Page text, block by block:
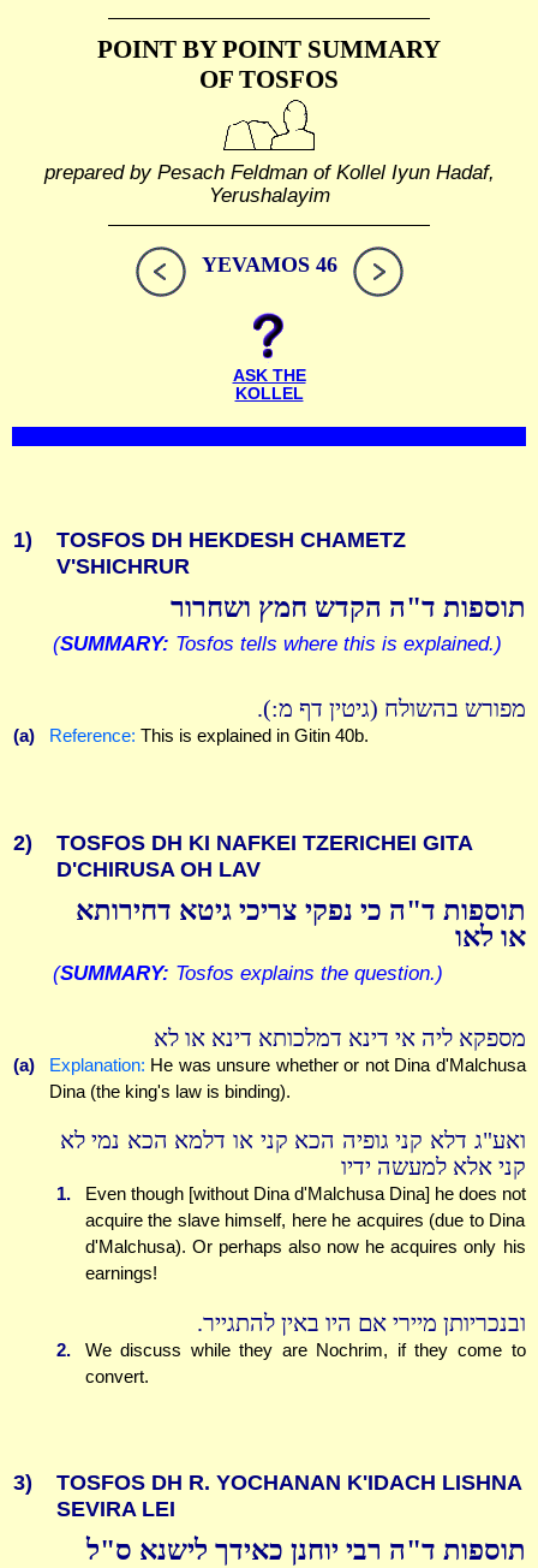
POINT BY POINT SUMMARY
OF TOSFOS
prepared by Pesach Feldman of Kollel Iyun Hadaf,
Yerushalayim
YEVAMOS 46
ASK THE
KOLLEL
1)
TOSFOS DH HEKDESH CHAMETZ
V'SHICHRUR
תוספות ד"ה הקדש חמץ ושחרור
(SUMMARY: Tosfos tells where this is explained.)
מפורש בהשולח (גיטין דף מ:).
(a) Reference: This is explained in Gitin 40b.
2)
TOSFOS DH KI NAFKEI TZERICHEI GITA
D'CHIRUSA OH LAV
תוספות ד"ה כי נפקי צריכי גיטא דחירותא
או לאו
(SUMMARY: Tosfos explains the question.)
מספקא ליה אי דינא דמלכותא דינא או לא
(a) Explanation: He was unsure whether or not Dina d'Malchusa
Dina (the king's law is binding).
ואע"ג דלא קני גופיה הכא קני או דלמא הכא נמי לא
קני אלא למעשה ידיו
1.
Even though [without Dina d'Malchusa Dina] he does not
acquire the slave himself, here he acquires (due to Dina
d'Malchusa). Or perhaps also now he acquires only his
earnings!
ובנכריותן מיירי אם היו באין להתגייר.
2.
We discuss while they are Nochrim, if they come to
convert.
3)
TOSFOS DH R. YOCHANAN K'IDACH LISHNA
SEVIRA LEI
תוספות ד"ה רבי יוחנן כאידך לישנא ס"ל